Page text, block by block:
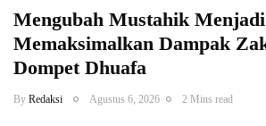
Mengubah Mustahik
Memaksimalkan Dampak
Dompet Dhuafa
By Redaksi Agustus 6, 2026 2 Mins read